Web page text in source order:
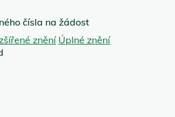
čísla na žádost
znění Úplné znění